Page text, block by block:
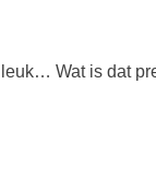
Wat is dat